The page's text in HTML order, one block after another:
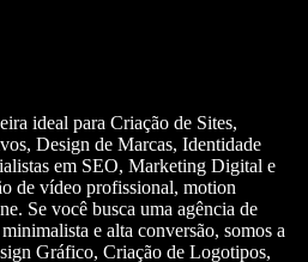
ideal para Criação de Sites,
Design de Marcas, Identidade
em SEO, Marketing Digital e
de vídeo profissional, motion
Se você busca uma agência de
e alta conversão, somos a
Gráfico, Criação de Logotipos,